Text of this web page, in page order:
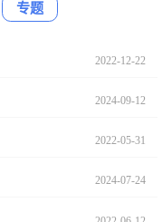
专题
2022-12-22
2024-09-12
2022-05-31
2024-07-24